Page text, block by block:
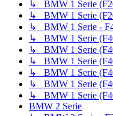
↳ BMW 1 Serie
↳ BMW 1 Serie
↳ BMW 1 Serie -
↳ BMW 1 Serie
↳ BMW 1 Serie
↳ BMW 1 Serie
↳ BMW 1 Serie
↳ BMW 1 Serie
↳ BMW 1 Serie
BMW 2 Serie